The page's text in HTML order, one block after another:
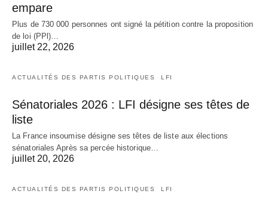
empare
Plus de 730 000 personnes ont signé la pétition contre la proposition
de loi (PPl)…
juillet 22, 2026
ACTUALITÉS DES PARTIS POLITIQUES LFI
Sénatoriales 2026 : LFI désigne ses têtes de
liste
La France insoumise désigne ses têtes de liste aux élections
sénatoriales Après sa percée historique…
juillet 20, 2026
ACTUALITÉS DES PARTIS POLITIQUES LFI